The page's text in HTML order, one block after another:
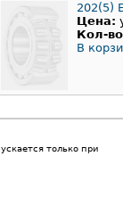
202(5)
Цена:
Кол-
В
только при